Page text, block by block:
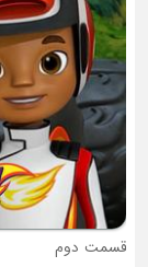
قسمت دوم